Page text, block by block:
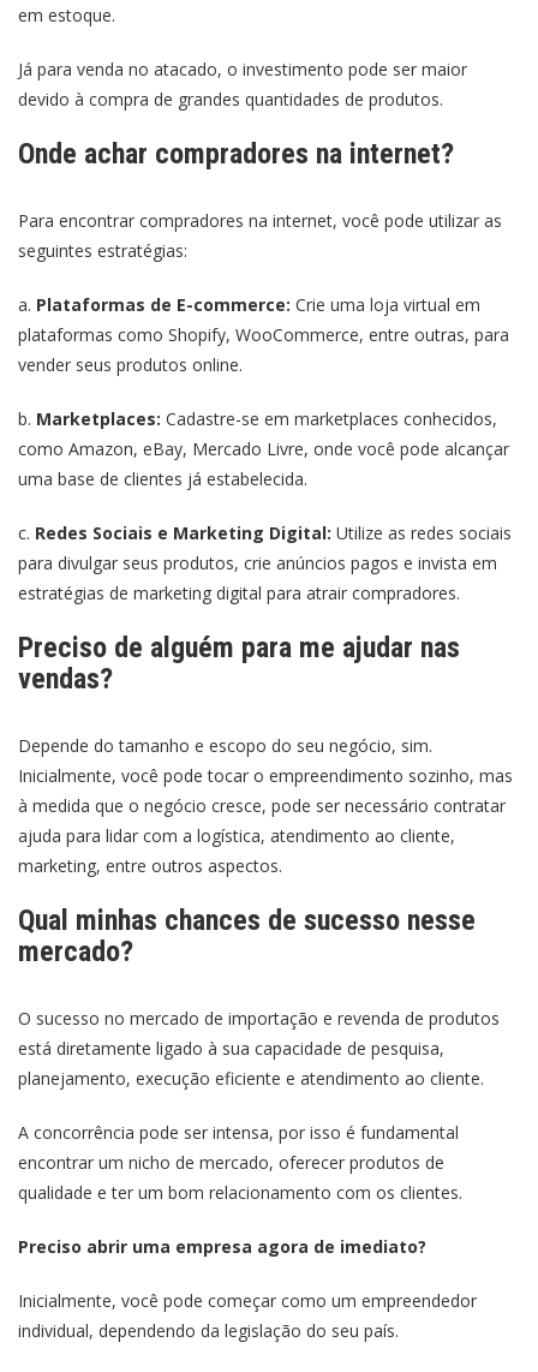
em estoque.
Já para venda no atacado, o investimento pode ser maior
devido à compra de grandes quantidades de produtos.
Onde achar compradores na internet?
Para encontrar compradores na internet, você pode utilizar as
seguintes estratégias:
a. Plataformas de E-commerce: Crie uma loja virtual em
plataformas como Shopify, WooCommerce, entre outras, para
vender seus produtos online.
b. Marketplaces: Cadastre-se em marketplaces conhecidos,
como Amazon, eBay, Mercado Livre, onde você pode alcançar
uma base de clientes já estabelecida.
c. Redes Sociais e Marketing Digital: Utilize as redes sociais
para divulgar seus produtos, crie anúncios pagos e invista em
estratégias de marketing digital para atrair compradores.
Preciso de alguém para me ajudar nas
vendas?
Depende do tamanho e escopo do seu negócio, sim.
Inicialmente, você pode tocar o empreendimento sozinho, mas
à medida que o negócio cresce, pode ser necessário contratar
ajuda para lidar com a logística, atendimento ao cliente,
marketing, entre outros aspectos.
Qual minhas chances de sucesso nesse
mercado?
O sucesso no mercado de importação e revenda de produtos
está diretamente ligado à sua capacidade de pesquisa,
planejamento, execução eficiente e atendimento ao cliente.
A concorrência pode ser intensa, por isso é fundamental
encontrar um nicho de mercado, oferecer produtos de
qualidade e ter um bom relacionamento com os clientes.
Preciso abrir uma empresa agora de imediato?
Inicialmente, você pode começar como um empreendedor
individual, dependendo da legislação do seu país.